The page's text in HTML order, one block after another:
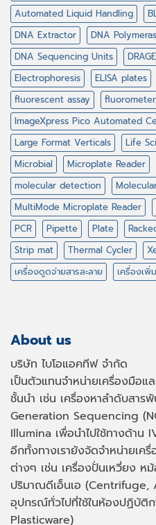
Automated Liquid Handling
DNA Extractor
DNA
DNA Sequencing Units
Electrophoresis
ELISA plates
fluorescent assay
fluorometer
ImageXpress Pico Automated
Large Format Verticals
Life
Microbial
Microplate Reader
molecular detection
MultiMode Microplate Reader
PCR
Pipette Plate
Strip mat
Thermal Cycler
เครื่องดูดจ่ายสารละลาย
เครื่องเ
About us
บริษัท ไบโอแอคทีฟ จำกัด
เป็นตัวแทนจำหน่ายเครื่องมือ
ชั้นนำ เช่น เครื่องหาลำดับสาร
Generation Sequencing
Illumina เพื่อนำไปใช้ทางด้าน
อีกทั้งทางเรายังจัดจำหน่ายเค
ต่างๆ เช่น เครื่องปั่นเหวี่ยง ห
ปริมาณดีเอ็นเอ (Centrifuge,
อุปกรณ์ทั่วไปที่ใช้ในห้องปฏิบัติก
Plasticware)